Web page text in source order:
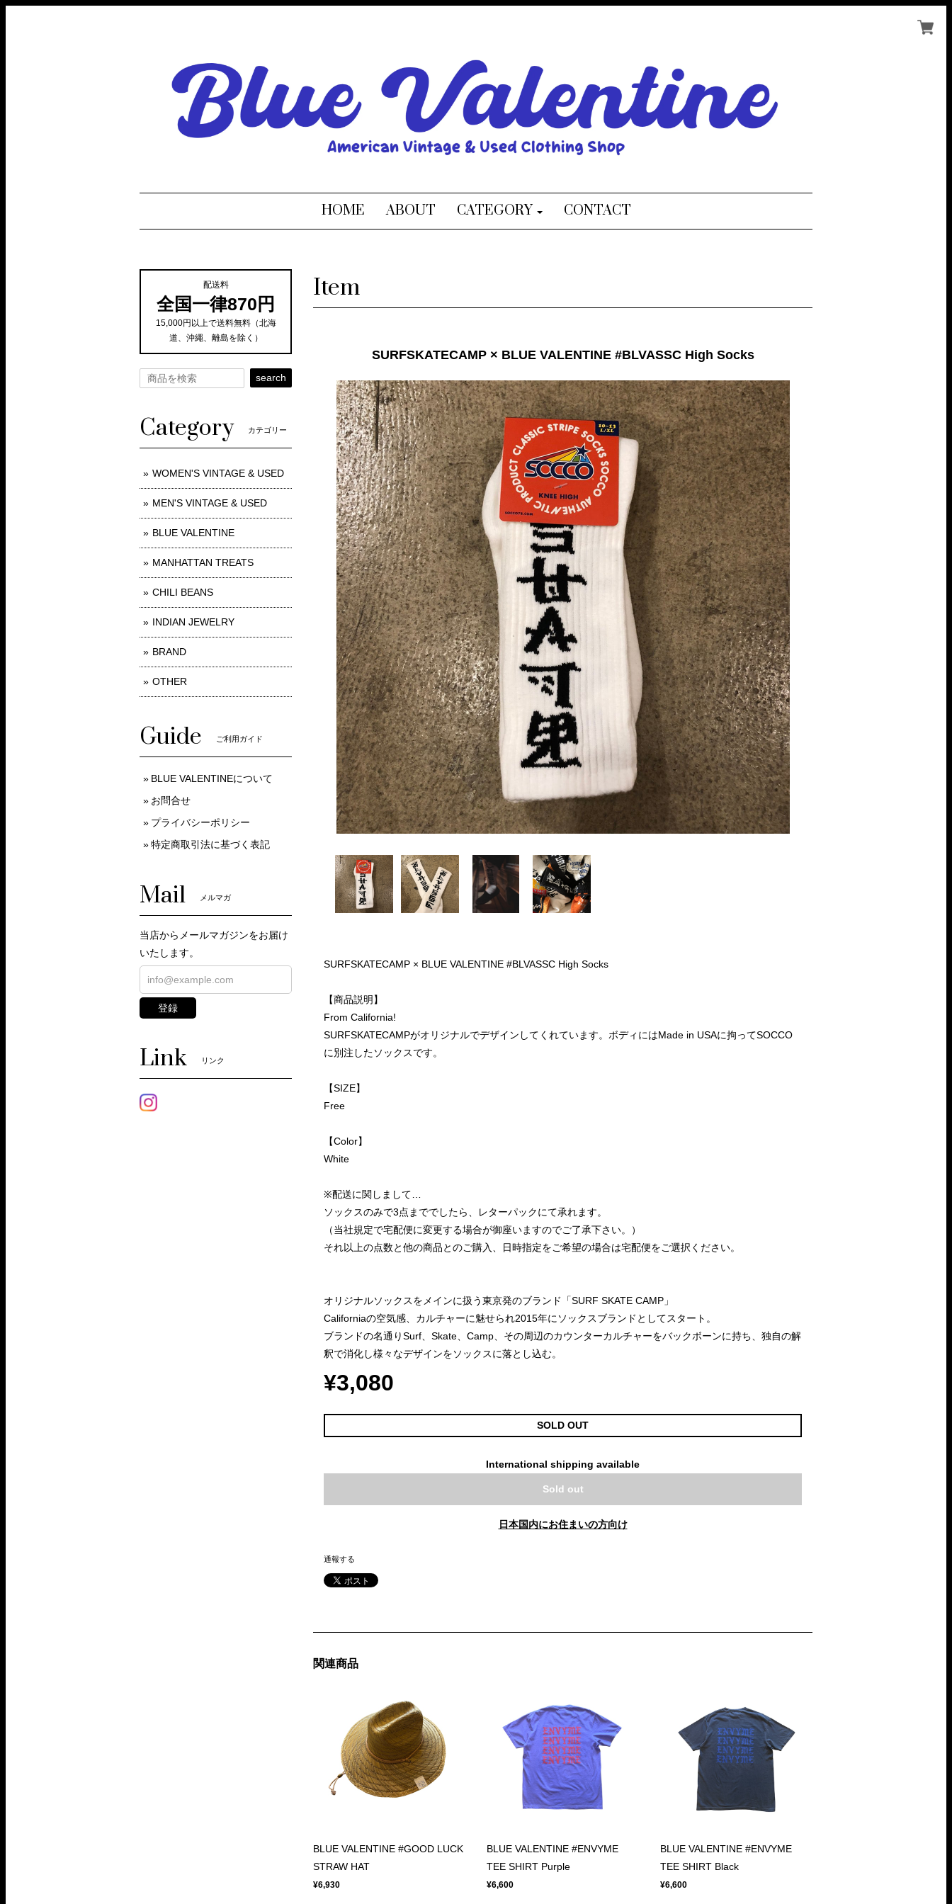
HOME ABOUT CATEGORY CONTACT
Item
SURFSKATECAMP × BLUE VALENTINE #BLVASSC High Socks
SURFSKATECAMP × BLUE VALENTINE #BLVASSC High Socks
【商品説明】
From California!
SURFSKATECAMPがオリジナルでデザインしてくれています。ボディにはMade in USAに拘ってSOCCO
に別注したソックスです。
【SIZE】
Free
【Color】
White
※配送に関しまして…
ソックスのみで3点まででしたら、レターパックにて承れます。
（当社規定で宅配便に変更する場合が御座いますのでご了承下さい。）
それ以上の点数と他の商品とのご購入、日時指定をご希望の場合は宅配便をご選択ください。
オリジナルソックスをメインに扱う東京発のブランド「SURF SKATE CAMP」
Californiaの空気感、カルチャーに魅せられ2015年にソックスブランドとしてスタート。
ブランドの名通りSurf、Skate、Camp、その周辺のカウンターカルチャーをバックボーンに持ち、独自の解
釈で消化し様々なデザインをソックスに落とし込む。
¥3,080
SOLD OUT
International shipping available
Sold out
日本国内にお住まいの方向け
通報する
関連商品
BLUE VALENTINE #GOOD LUCK
STRAW HAT
¥6,930
BLUE VALENTINE #ENVYME
TEE SHIRT Purple
¥6,600
BLUE VALENTINE #ENVYME
TEE SHIRT Black
¥6,600
配送料
全国一律870円
15,000円以上で送料無料（北海
道、沖繩、離島を除く）
search
Category カテゴリー
WOMEN'S VINTAGE & USED
MEN'S VINTAGE & USED
BLUE VALENTINE
MANHATTAN TREATS
CHILI BEANS
INDIAN JEWELRY
BRAND
OTHER
Guide ご利用ガイド
BLUE VALENTINEについて
お問合せ
プライバシーポリシー
特定商取引法に基づく表記
Mail メルマガ
当店からメールマガジンをお届け
いたします。
登録
Link リンク